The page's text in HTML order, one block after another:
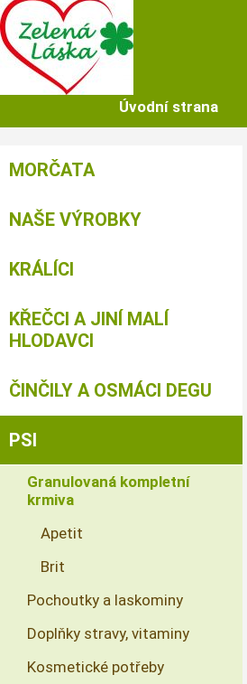
Úvodní strana
MORČATA
NAŠE VÝROBKY
KRÁLÍCI
KŘEČCI A JINÍ MALÍ
HLODAVCI
ČINČILY A OSMÁCI DEGU
PSI
Granulovaná kompletní
krmiva
Apetit
Brit
Pochoutky a laskominy
Doplňky stravy, vitaminy
Kosmetické potřeby